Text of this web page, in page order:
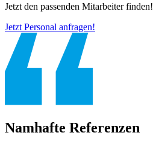
Jetzt den passenden Mitarbeiter finden!
Jetzt Personal anfragen!
Namhafte Referenzen